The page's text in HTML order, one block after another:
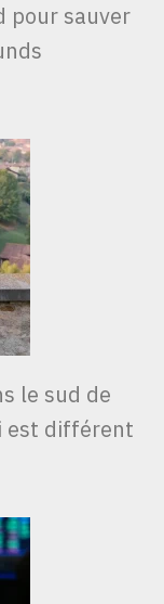
pour sauver
le sud de
est différent